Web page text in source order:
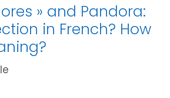
» and Pandora:
in French? How